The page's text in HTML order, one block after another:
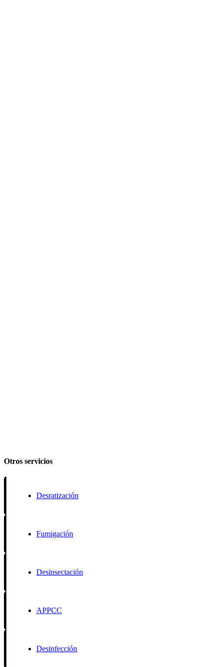
Otros servicios
Desratización
Fumigación
Desinsectación
APPCC
Desinfección